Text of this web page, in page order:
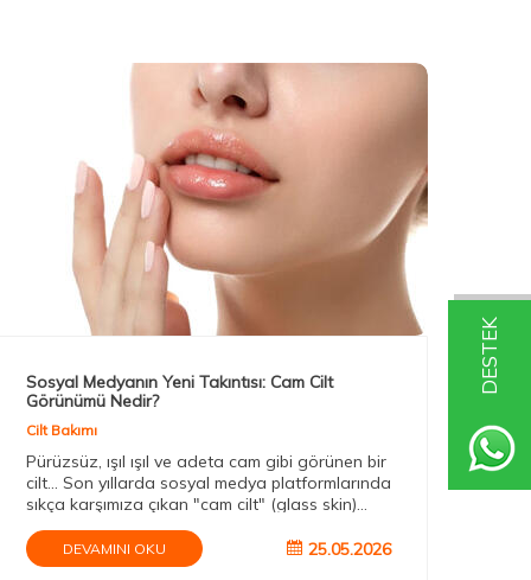
DESTEK
Sosyal Medyanın Yeni Takıntısı: Cam Cilt
Görünümü Nedir?
Cilt Bakımı
Pürüzsüz, ışıl ışıl ve adeta cam gibi görünen bir
cilt... Son yıllarda sosyal medya platformlarında
sıkça karşımıza çıkan "cam cilt" (glass skin)
trendi, milyonlarca kişinin güzellik rutinini
değiştirdi. Peki gerçekten herkes cam cilt
görünümüne ulaşabilir mi, yoksa bu akım dijital
DEVAMINI OKU 25.05.2026
ve